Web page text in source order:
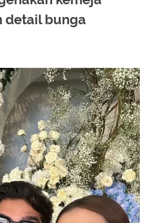
detail bunga